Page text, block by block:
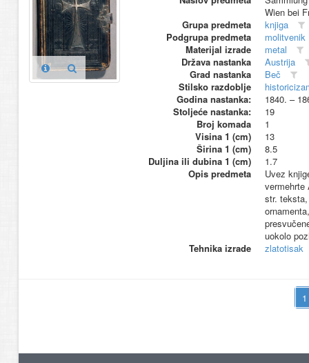
Wien bei
Grupa predmeta
knjiga
Podgrupa predmeta
molitvenik
Materijal izrade
metal
Država nastanka
Austrija
Grad nastanka
Beč
Stilsko razdoblje
Godina nastanka:
1840. –
Stoljeće nastanka:
19
Broj komada
1
Visina 1 (cm)
13
Širina 1 (cm)
8.5
Duljina ili dubina 1 (cm)
1.7
Opis predmeta
Uvez
vermehrte
str.
uokolo
Tehnika izrade
zlatotisak